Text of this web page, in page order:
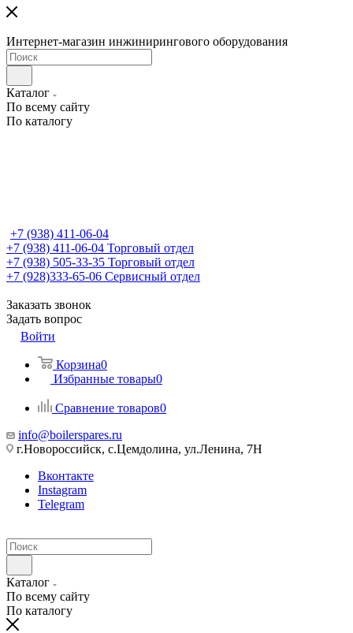
Интернет-магазин инжинирингового оборудования
Каталог
По всему сайту
По каталогу
+7 (938) 411-06-04
+7 (938) 411-06-04 Торговый отдел
+7 (938) 505-33-35 Торговый отдел
+7 (928)333-65-06 Сервисный отдел
Заказать звонок
Задать вопрос
Войти
Корзина0
Избранные товары0
Сравнение товаров0
info@boilerspares.ru
г.Новороссийск, с.Цемдолина, ул.Ленина, 7Н
Вконтакте
Instagram
Telegram
Каталог
По всему сайту
По каталогу